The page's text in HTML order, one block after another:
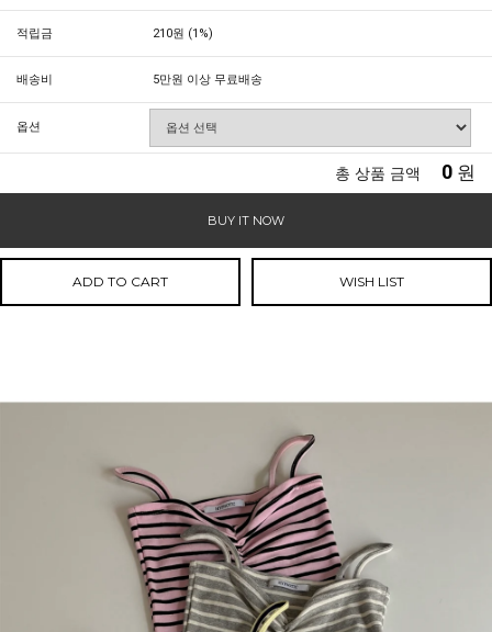
적립금 210원 (1%)
배송비 5만원 이상 무료배송
옵션
총 상품 금액 0 원
BUY IT NOW
ADD TO CART WISH LIST